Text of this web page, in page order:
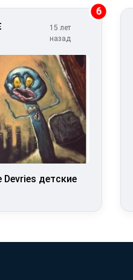
6
15 лет
назад
Devries детские